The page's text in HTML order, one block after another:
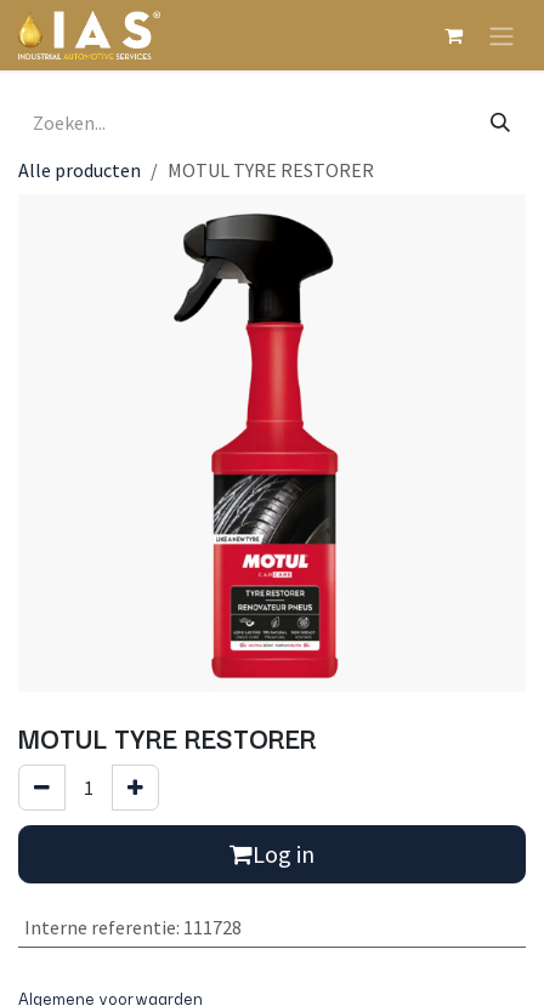
Overslaan naar inhoud
Alle producten MOTUL TYRE RESTORER
MOTUL TYRE RESTORER
Log in
Interne referentie: 111728
Algemene voorwaarden